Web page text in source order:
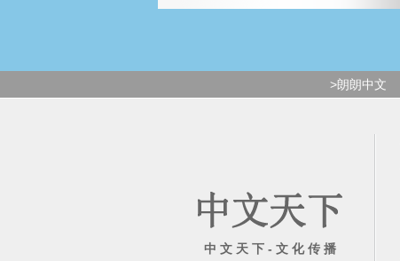
>朗朗中文
中 文 天 下 - 文 化 传 播